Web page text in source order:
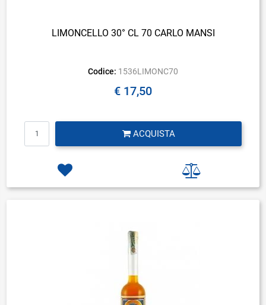
LIMONCELLO 30° CL 70 CARLO MANSI
Codice: 1536LIMONC70
€ 17,50
ACQUISTA